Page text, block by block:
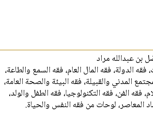
بن عبدالله مراد
الدولة، فقه المال العام، فقه السمع والطاعة،
المدني والقبيلة، فقه البيئة والصحة العامة،
فقه الفن، فقه التكنولوجيا، فقه الطفل والولد،
المعاصر، لوحات من فقه النفس والحياة.